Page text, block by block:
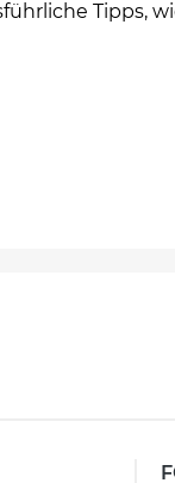
Tipps,